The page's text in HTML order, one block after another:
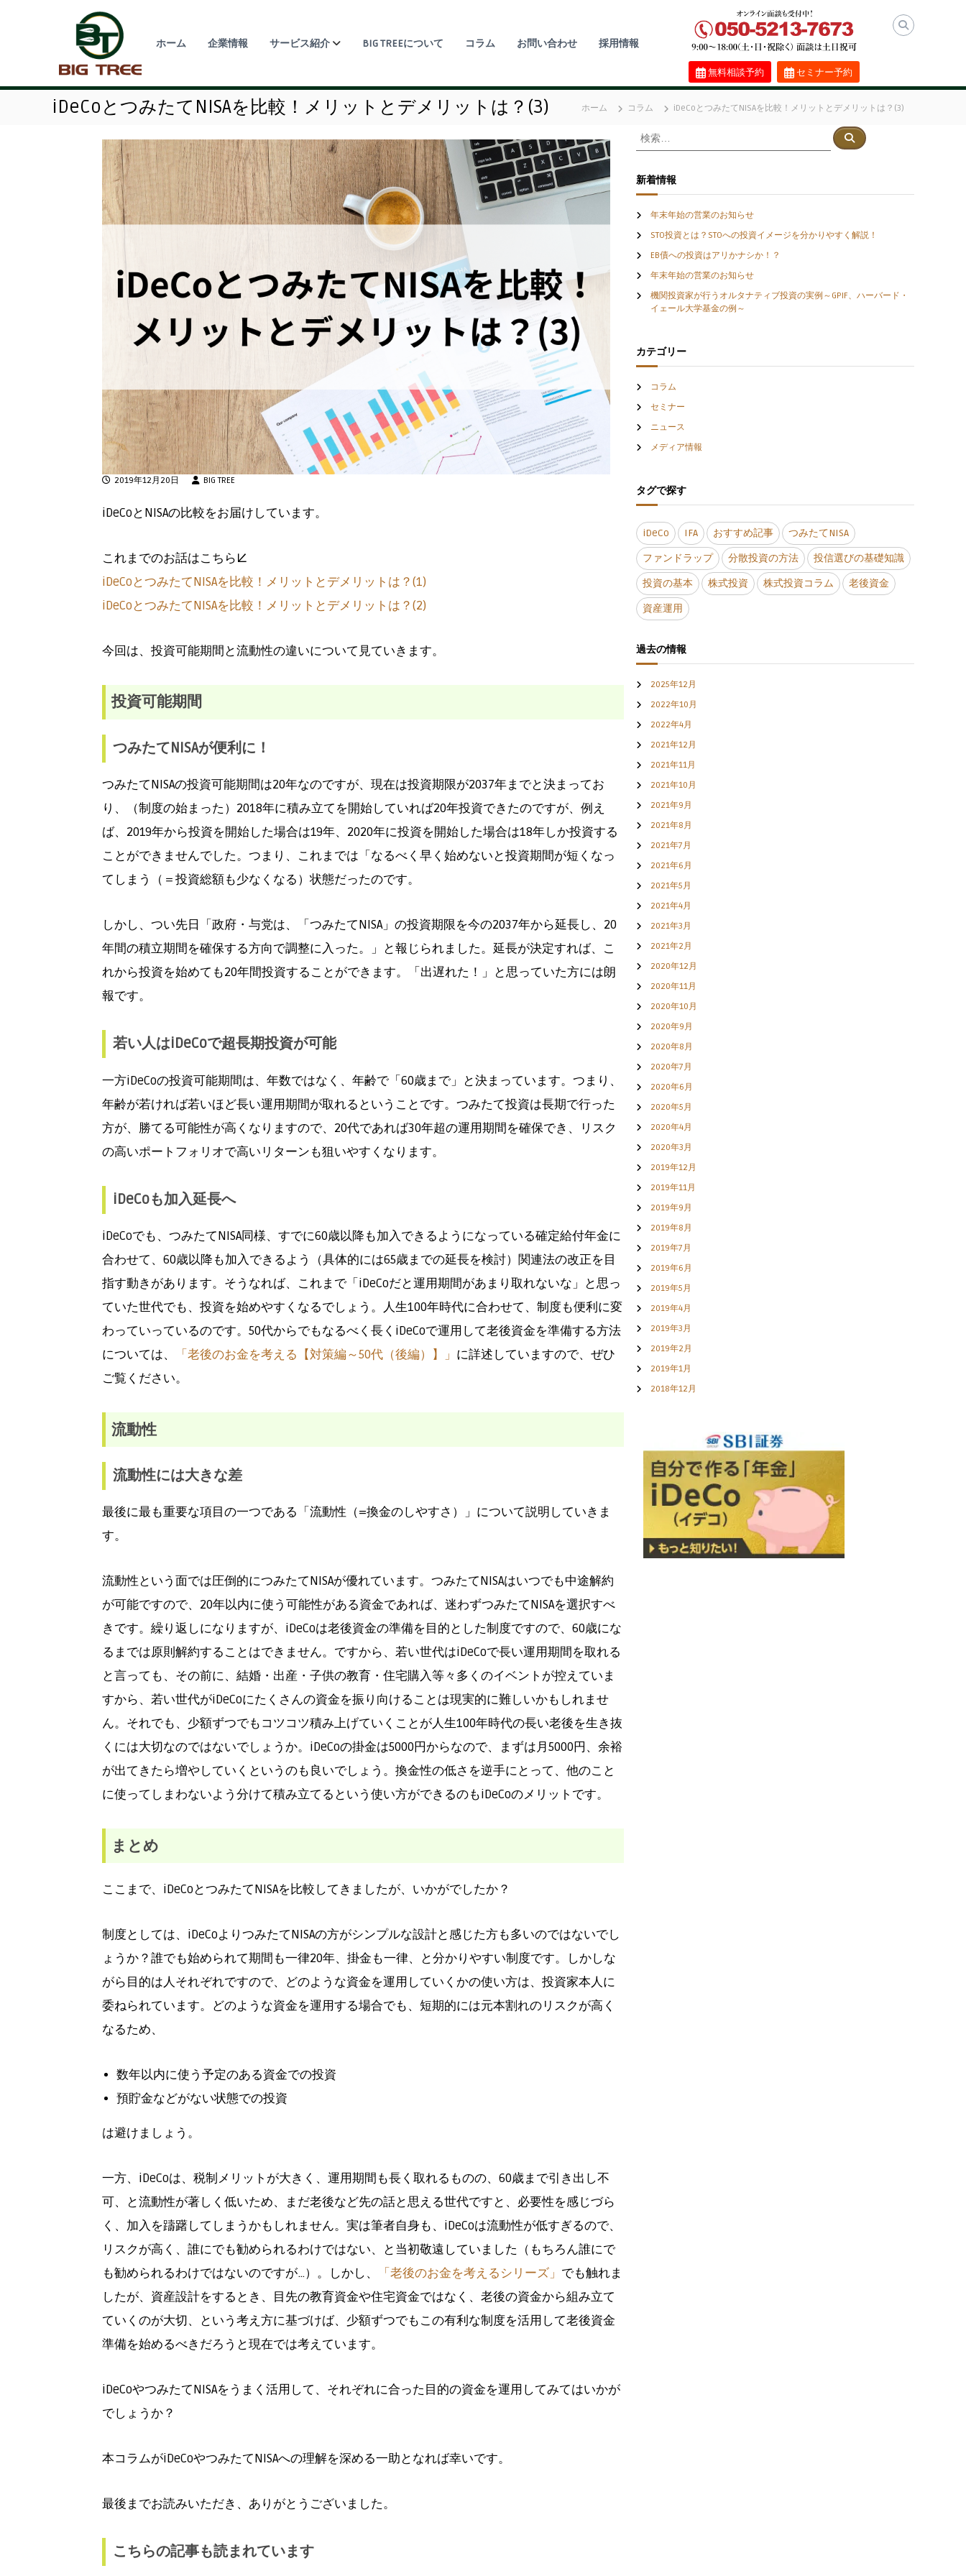
ホーム 企業情報 サービス紹介 BIG TREEについて コラム お問い合わせ 採用情報
無料相談予約 セミナー予約
iDeCoとつみたてNISAを比較！メリットとデメリットは？(3) ホーム コラム iDeCoとつみたてNISAを比較！メリットとデメリットは？(3)
2019年12月20日 BIG TREE
iDeCoとNISAの比較をお届けしています。
これまでのお話はこちら↓
iDeCoとつみたてNISAを比較！メリットとデメリットは？(1)
iDeCoとつみたてNISAを比較！メリットとデメリットは？(2)
今回は、投資可能期間と流動性の違いについて見ていきます。
投資可能期間
つみたてNISAが便利に！
つみたてNISAの投資可能期間は20年なのですが、現在は投資期限が2037年までと決まってお
り、（制度の始まった）2018年に積み立てを開始していれば20年投資できたのですが、例え
ば、2019年から投資を開始した場合は19年、2020年に投資を開始した場合は18年しか投資する
ことができませんでした。つまり、これまでは「なるべく早く始めないと投資期間が短くなっ
てしまう（＝投資総額も少なくなる）状態だったのです。
しかし、つい先日「政府・与党は、「つみたてNISA」の投資期限を今の2037年から延長し、20
年間の積立期間を確保する方向で調整に入った。」と報じられました。延長が決定すれば、こ
れから投資を始めても20年間投資することができます。「出遅れた！」と思っていた方には朗
報です。
若い人はiDeCoで超長期投資が可能
一方iDeCoの投資可能期間は、年数ではなく、年齢で「60歳まで」と決まっています。つまり、
年齢が若ければ若いほど長い運用期間が取れるということです。つみたて投資は長期で行った
方が、勝てる可能性が高くなりますので、20代であれば30年超の運用期間を確保でき、リスク
の高いポートフォリオで高いリターンも狙いやすくなります。
iDeCoも加入延長へ
iDeCoでも、つみたてNISA同様、すでに60歳以降も加入できるようになっている確定給付年金に
合わせて、60歳以降も加入できるよう（具体的には65歳までの延長を検討）関連法の改正を目
指す動きがあります。そうなれば、これまで「iDeCoだと運用期間があまり取れないな」と思っ
ていた世代でも、投資を始めやすくなるでしょう。人生100年時代に合わせて、制度も便利に変
わっていっているのです。50代からでもなるべく長くiDeCoで運用して老後資金を準備する方法
については、
「老後のお金を考える【対策編～50代（後編）】」 に詳述していますので、ぜひ
ご覧ください。
流動性
流動性には大きな差
最後に最も重要な項目の一つである「流動性（=換金のしやすさ）」について説明していきま
す。
流動性という面では圧倒的につみたてNISAが優れています。つみたてNISAはいつでも中途解約
が可能ですので、20年以内に使う可能性がある資金であれば、迷わずつみたてNISAを選択すべ
きです。繰り返しになりますが、iDeCoは老後資金の準備を目的とした制度ですので、60歳にな
るまでは原則解約することはできません。ですから、若い世代はiDeCoで長い運用期間を取れる
と言っても、その前に、結婚・出産・子供の教育・住宅購入等々多くのイベントが控えていま
すから、若い世代がiDeCoにたくさんの資金を振り向けることは現実的に難しいかもしれませ
ん。それでも、少額ずつでもコツコツ積み上げていくことが人生100年時代の長い老後を生き抜
くには大切なのではないでしょうか。iDeCoの掛金は5000円からなので、まずは月5000円、余裕
が出てきたら増やしていくというのも良いでしょう。換金性の低さを逆手にとって、他のこと
に使ってしまわないよう分けて積み立てるという使い方ができるのもiDeCoのメリットです。
まとめ
ここまで、iDeCoとつみたてNISAを比較してきましたが、いかがでしたか？
制度としては、iDeCoよりつみたてNISAの方がシンプルな設計と感じた方も多いのではないでし
ょうか？誰でも始められて期間も一律20年、掛金も一律、と分かりやすい制度です。しかしな
がら目的は人それぞれですので、どのような資金を運用していくかの使い方は、投資家本人に
委ねられています。どのような資金を運用する場合でも、短期的には元本割れのリスクが高く
なるため、
数年以内に使う予定のある資金での投資
預貯金などがない状態での投資
は避けましょう。
一方、iDeCoは、税制メリットが大きく、運用期間も長く取れるものの、60歳まで引き出し不
可、と流動性が著しく低いため、まだ老後など先の話と思える世代ですと、必要性を感じづら
く、加入を躊躇してしまうかもしれません。実は筆者自身も、iDeCoは流動性が低すぎるので、
リスクが高く、誰にでも勧められるわけではない、と当初敬遠していました（もちろん誰にで
も勧められるわけではないのですが…）。しかし、
「老後のお金を考えるシリーズ」 でも触れま
したが、資産設計をするとき、目先の教育資金や住宅資金ではなく、老後の資金から組み立て
ていくのが大切、という考え方に基づけば、少額ずつでもこの有利な制度を活用して老後資金
準備を始めるべきだろうと現在では考えています。
iDeCoやつみたてNISAをうまく活用して、それぞれに合った目的の資金を運用してみてはいかが
でしょうか？
本コラムがiDeCoやつみたてNISAへの理解を深める一助となれば幸いです。
最後までお読みいただき、ありがとうございました。
こちらの記事も読まれています
検
索
象
:
検
索
新着情報
年末年始の営業のお知らせ
STO投資とは？STOへの投資イメージを分かりやすく解説！
EB債への投資はアリかナシか！？
年末年始の営業のお知らせ
機関投資家が行うオルタナティブ投資の実例～GPIF、ハーバード・
イェール大学基金の例～
カテゴリー
コラム
セミナー
ニュース
メディア情報
タグで探す
iDeCo IFA おすすめ記事 つみたてNISA
ファンドラップ 分散投資の方法 投信選びの基礎知識
投資の基本 株式投資 株式投資コラム 老後資金
資産運用
過去の情報
2025年12月
2022年10月
2022年4月
2021年12月
2021年11月
2021年10月
2021年9月
2021年8月
2021年7月
2021年6月
2021年5月
2021年4月
2021年3月
2021年2月
2020年12月
2020年11月
2020年10月
2020年9月
2020年8月
2020年7月
2020年6月
2020年5月
2020年4月
2020年3月
2019年12月
2019年11月
2019年9月
2019年8月
2019年7月
2019年6月
2019年5月
2019年4月
2019年3月
2019年2月
2019年1月
2018年12月